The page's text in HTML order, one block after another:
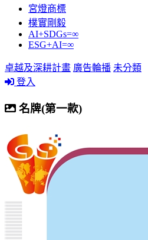
宮燈商標
樸實剛毅
AI+SDGs=∞
ESG+AI=∞
卓越及深耕計畫 廣告輪播 未分類
登入
名牌(第一款)